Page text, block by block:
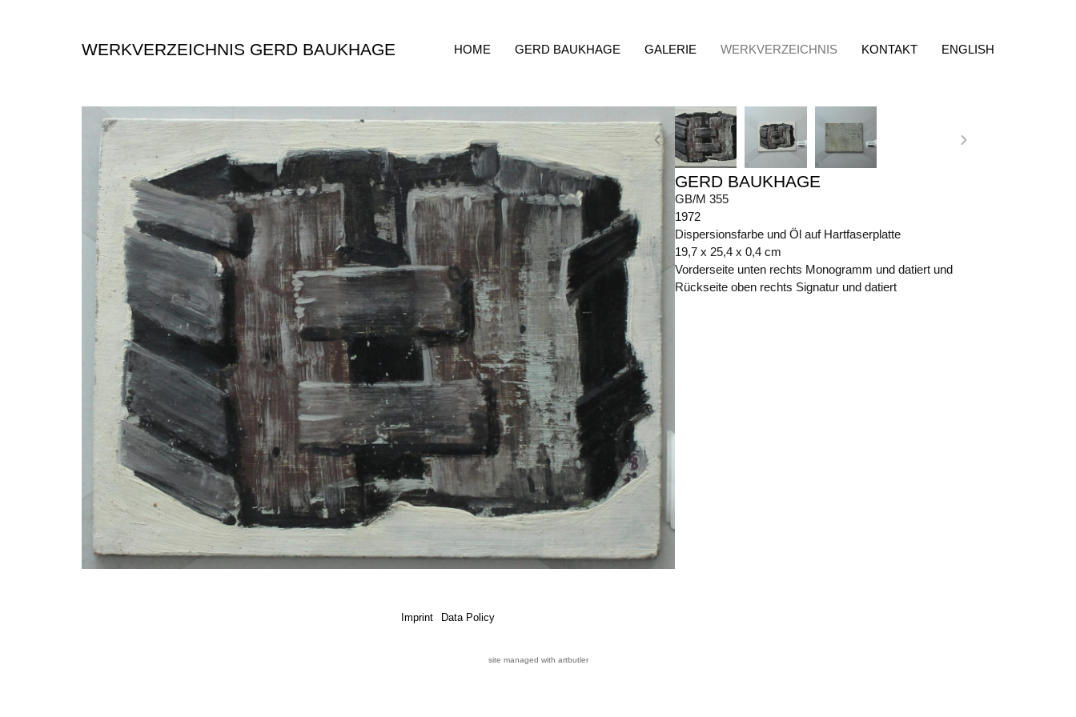
WERKVERZEICHNIS GERD BAUKHAGE HOME GERD BAUKHAGE GALERIE WERKVERZEICHNIS KONTAKT ENGLISH
GERD BAUKHAGE
GB/M 355
1972
Dispersionsfarbe und Öl auf Hartfaserplatte
19,7 x 25,4 x 0,4 cm
Vorderseite unten rechts Monogramm und datiert und
Rückseite oben rechts Signatur und datiert
Imprint Data Policy
site managed with artbutler